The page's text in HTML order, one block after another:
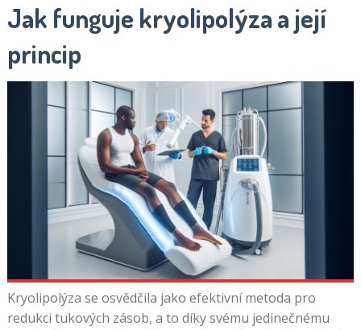
Jak funguje kryolipolýza a její
princip
Kryolipolýza se osvědčila jako efektivní metoda pro
redukci tukových zásob, a to díky svému jedinečnému